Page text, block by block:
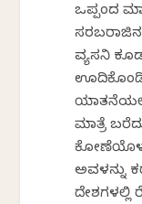
ಒಪ್ಪಂದ
ವ್ಯಸನಿ
ಮಾತ್ರೆ
ಅವಳನ್ನು
ದೇಶಗಳಲ್ಲಿ